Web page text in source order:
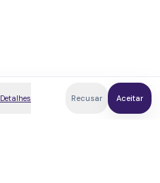
Detalhes Recusar Aceitar